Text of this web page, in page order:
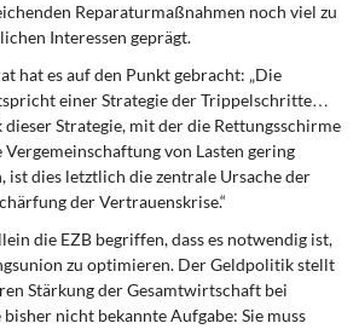
Reparaturmaßnahmen noch viel zu
Interessen geprägt.
hat es auf den Punkt gebracht: „Die
einer Strategie der Trippelschritte…
Strategie, mit der die Rettungsschirme
von Lasten gering
ist dies letztlich die zentrale Ursache der
der Vertrauenskrise.“
die EZB begriffen, dass es notwendig ist,
zu optimieren. Der Geldpolitik stellt
Stärkung der Gesamtwirtschaft bei
nicht bekannte Aufgabe: Sie muss